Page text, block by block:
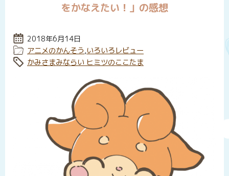
をかなえたい！」の感想
投稿日:
2018年6月14日
カテゴリー:
アニメのかんそう,いろいろレビュー
タグ:
かみさまみならい ヒミツのここたま